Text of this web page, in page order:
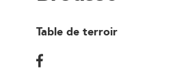
Table de terroir